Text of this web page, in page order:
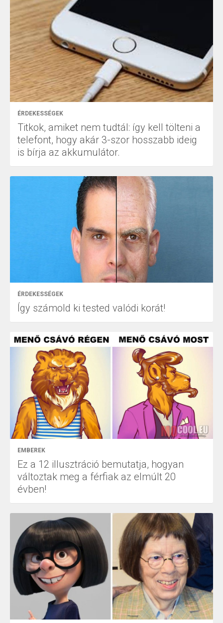
ÉRDEKESSÉGEK
Titkok, amiket nem tudtál: így kell tölteni a
telefont, hogy akár 3-szor hosszabb ideig
is bírja az akkumulátor.
ÉRDEKESSÉGEK
Így számold ki tested valódi korát!
EMBEREK
Ez a 12 illusztráció bemutatja, hogyan
változtak meg a férfiak az elmúlt 20
évben!